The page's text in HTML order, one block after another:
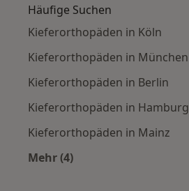
Häufige Suchen
Kieferorthopäden in Köln
Kieferorthopäden in München
Kieferorthopäden in Berlin
Kieferorthopäden in Hamburg
Kieferorthopäden in Mainz
Mehr (4)